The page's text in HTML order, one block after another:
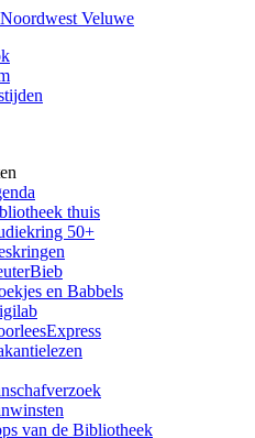
thuis
50+
en Babbels
van de Bibliotheek